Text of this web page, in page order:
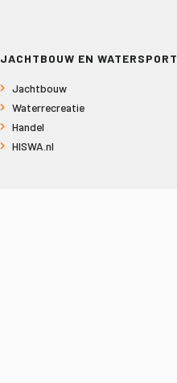
JACHTBOUW EN WATERSPORT
Jachtbouw
Waterrecreatie
Handel
HISWA.nl